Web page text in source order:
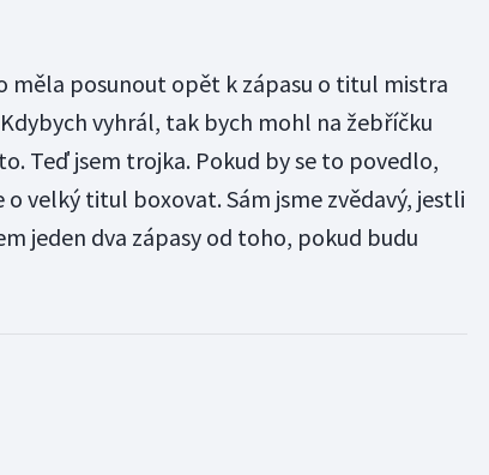
měla posunout opět k zápasu o titul mistra
vyhrál, tak bych mohl na žebříčku
Teď jsem trojka. Pokud by se to povedlo,
velký titul boxovat. Sám jsme zvědavý, jestli
jeden dva zápasy od toho, pokud budu